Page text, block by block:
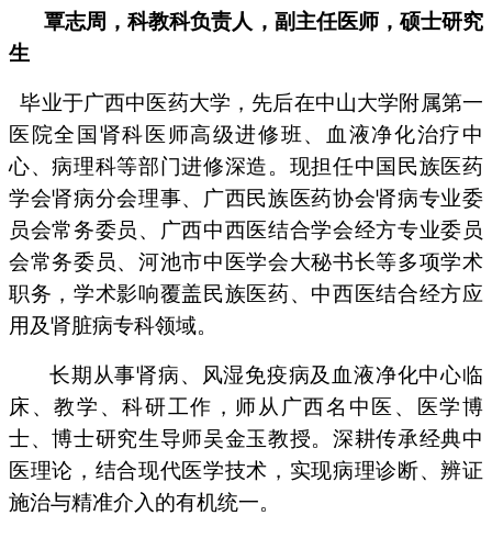
覃志周，科教科负责人 ，副主任医师，硕士研究
生
毕业于广西中医药大学，先后在中山大学附属第一
医院全国肾科医师高级进修班、血液净化治疗中
心、病理科等部门进修深造。现担任中国民族医药
学会肾病分会理事、广西民族医药协会肾病专业委
员会常务委员、广西中西医结合学会经方专业委员
会常务委员、河池市中医学会大秘书长等多项学术
职务，学术影响覆盖民族医药、中西医结合经方应
用及肾脏病专科领域。
长期从事肾病、风湿免疫病及血液净化中心临
床、教学、科研工作，师从广西名中医、医学博
士、博士研究生导师吴金玉教授。深耕传承经典中
医理论，结合现代医学技术，实现病理诊断、辨证
施治与精准介入的有机统一。